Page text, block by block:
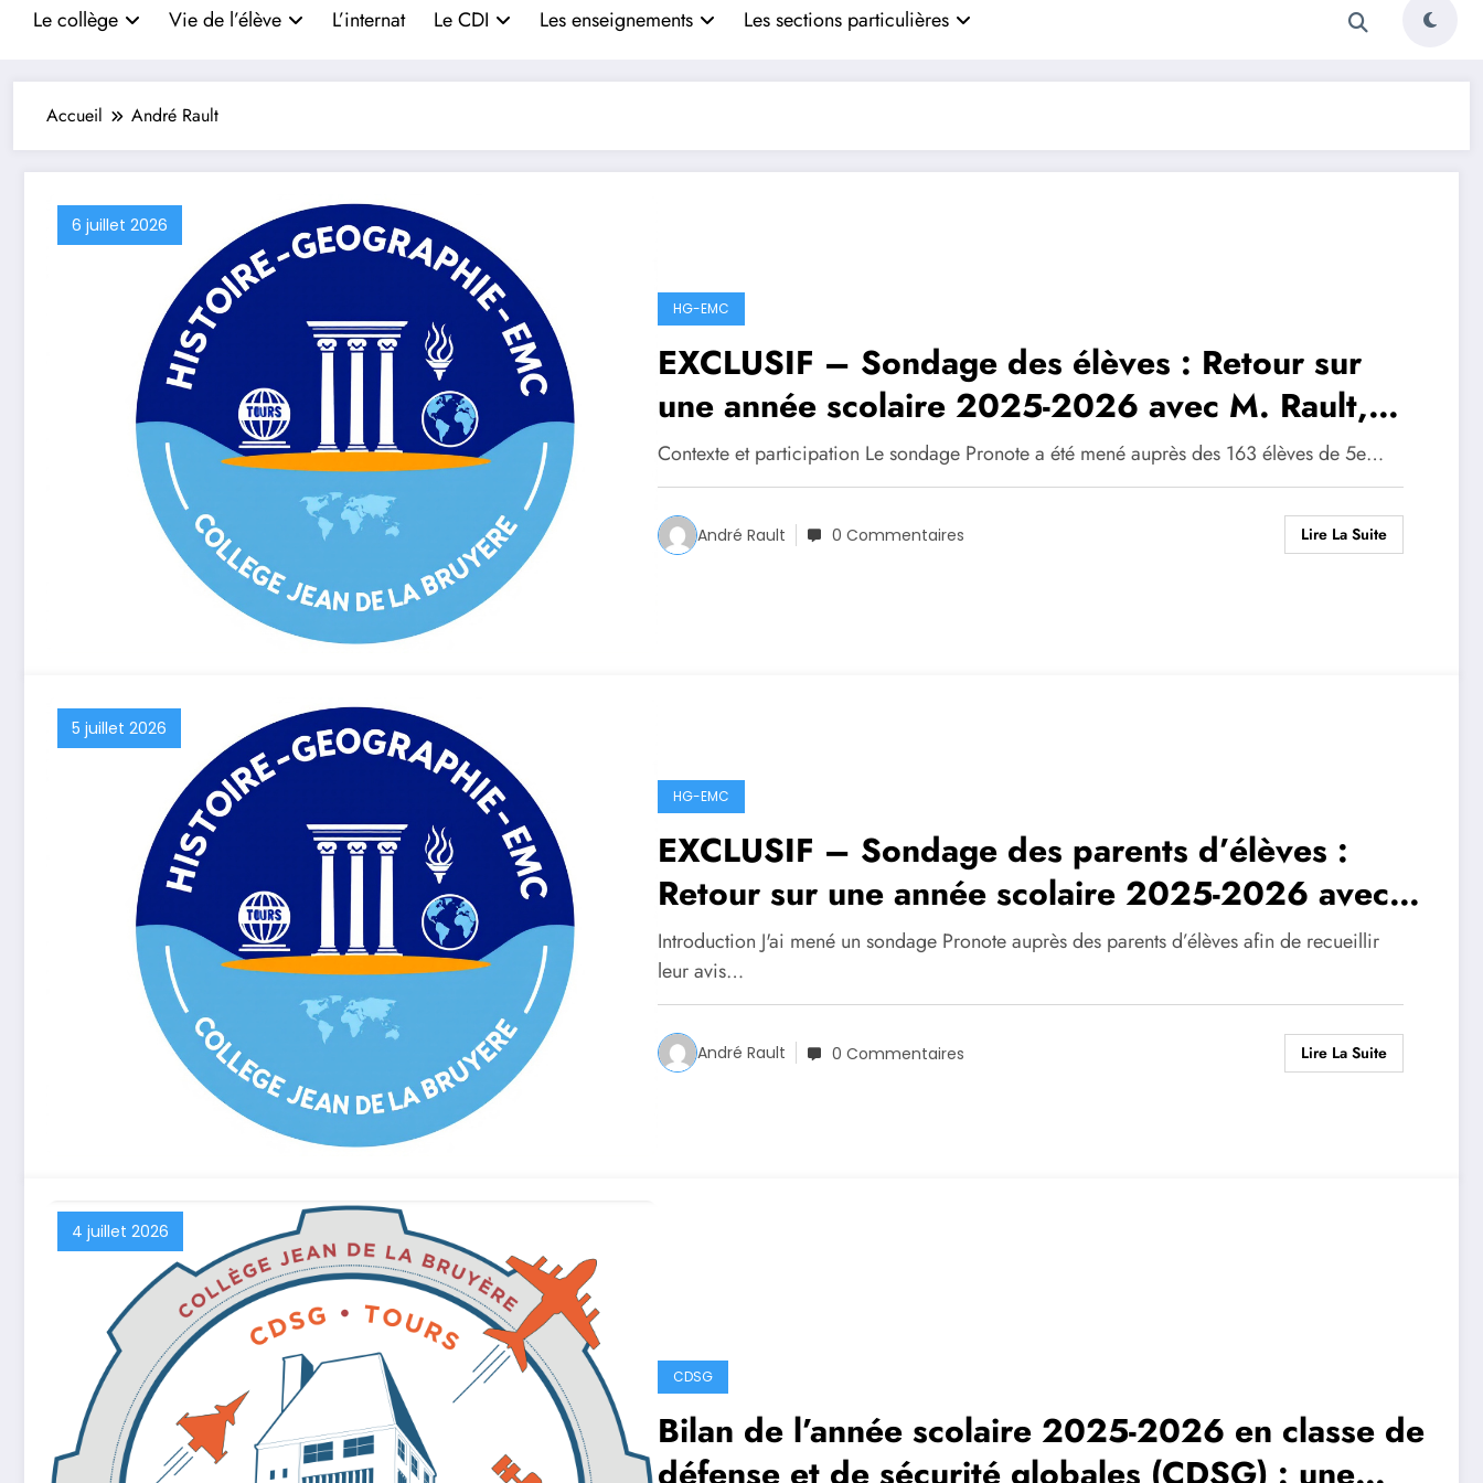
Le collège Vie de l’élève L’internat Le CDI Les enseignements Les sections particulières
Accueil André Rault
6 juillet 2026
HG-EMC
EXCLUSIF – Sondage des élèves : Retour sur
une année scolaire 2025-2026 avec M. Rault,
professeur d’histoire-géographie EMC
Contexte et participation Le sondage Pronote a été mené auprès des 163 élèves de 5e…
André Rault 0 Commentaires Lire La Suite
5 juillet 2026
HG-EMC
EXCLUSIF – Sondage des parents d’élèves :
Retour sur une année scolaire 2025-2026 avec
M. Rault, professeur d’histoire-géographie EMC
Introduction J'ai mené un sondage Pronote auprès des parents d’élèves afin de recueillir
leur avis…
André Rault 0 Commentaires Lire La Suite
4 juillet 2026
CDSG
Bilan de l’année scolaire 2025-2026 en classe de
défense et de sécurité globales (CDSG) : une